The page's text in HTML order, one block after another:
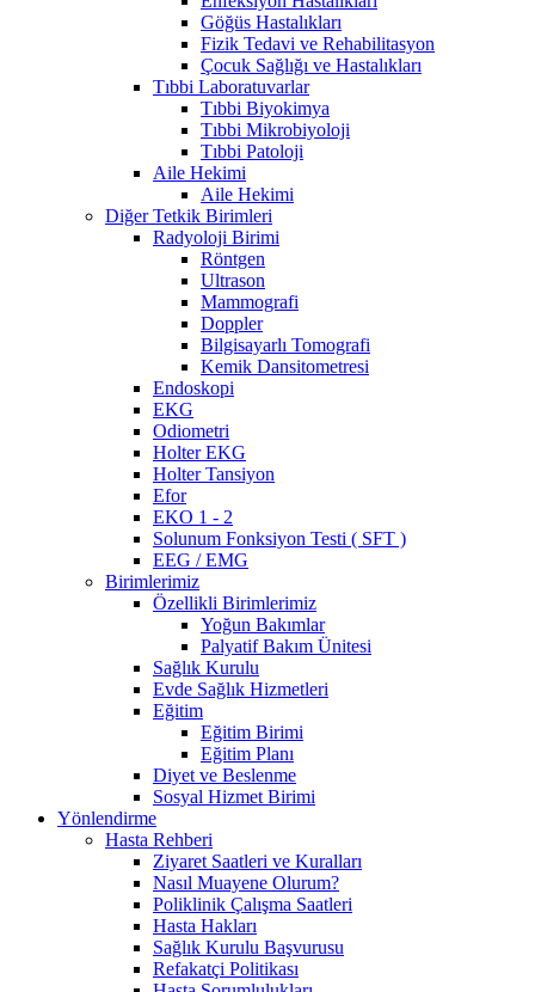
Göğüs Hastalıkları
Fizik Tedavi ve Rehabilitasyon
Çocuk Sağlığı ve Hastalıkları
Tıbbi Laboratuvarlar
Tıbbi Biyokimya
Tıbbi Mikrobiyoloji
Tıbbi Patoloji
Aile Hekimi
Aile Hekimi
Diğer Tetkik Birimleri
Radyoloji Birimi
Röntgen
Ultrason
Mammografi
Doppler
Bilgisayarlı Tomografi
Kemik Dansitometresi
Endoskopi
EKG
Odiometri
Holter EKG
Holter Tansiyon
Efor
EKO 1 - 2
Solunum Fonksiyon Testi ( SFT )
EEG / EMG
Birimlerimiz
Özellikli Birimlerimiz
Yoğun Bakımlar
Palyatif Bakım Ünitesi
Sağlık Kurulu
Evde Sağlık Hizmetleri
Eğitim
Eğitim Birimi
Eğitim Planı
Diyet ve Beslenme
Sosyal Hizmet Birimi
Yönlendirme
Hasta Rehberi
Ziyaret Saatleri ve Kuralları
Nasıl Muayene Olurum?
Poliklinik Çalışma Saatleri
Hasta Hakları
Sağlık Kurulu Başvurusu
Refakatçi Politikası